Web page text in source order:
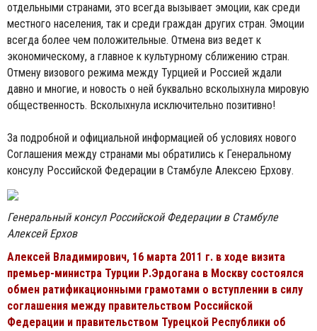
отдельными странами, это всегда вызывает эмоции, как среди
местного населения, так и среди граждан других стран. Эмоции
всегда более чем положительные. Отмена виз ведет к
экономическому, а главное к культурному сближению стран.
Отмену визового режима между Турцией и Россией ждали
давно и многие, и новость о ней буквально всколыхнула мировую
общественность. Всколыхнула исключительно позитивно!
За подробной и официальной информацией об условиях нового
Соглашения между странами мы обратились к Генеральному
консулу Российской Федерации в Стамбуле Алексею Ерхову.
Генеральный консул Российской Федерации в Стамбуле
Алексей Ерхов
Алексей Владимирович, 16 марта 2011 г. в ходе визита
премьер-министра Турции Р.Эрдогана в Москву состоялся
обмен ратификационными грамотами о вступлении в силу
соглашения между правительством Российской
Федерации и правительством Турецкой Республики об